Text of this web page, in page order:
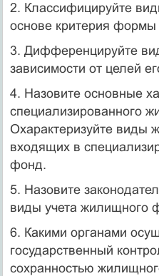
2. Классифицируйте
основе критерия формы
3. Дифференцируйте
зависимости от целей
4. Назовите основные
специализированного
Охарактеризуйте виды
входящих в
фонд.
5. Назовите
виды учета жилищного
6. Какими органами
государственный
сохранностью